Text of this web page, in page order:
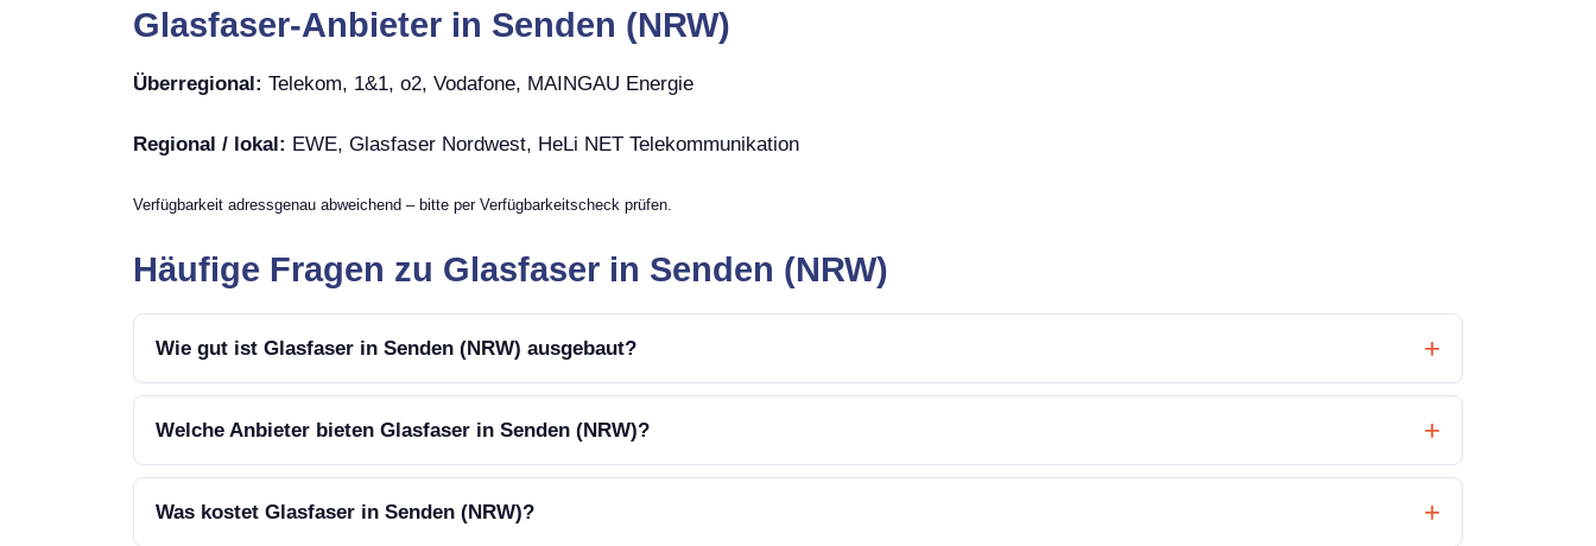
Glasfaser-Anbieter in Senden (NRW)
Überregional: Telekom, 1&1, o2, Vodafone, MAINGAU Energie
Regional / lokal: EWE, Glasfaser Nordwest, HeLi NET Telekommunikation
Verfügbarkeit adressgenau abweichend – bitte per Verfügbarkeitscheck prüfen.
Häufige Fragen zu Glasfaser in Senden (NRW)
Wie gut ist Glasfaser in Senden (NRW) ausgebaut?
Welche Anbieter bieten Glasfaser in Senden (NRW)?
Was kostet Glasfaser in Senden (NRW)?